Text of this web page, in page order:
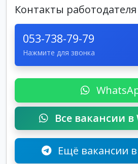
Контакты работодателя
053-738-79-79
Нажмите для звонка
Все вакансии
Ещё вакансии